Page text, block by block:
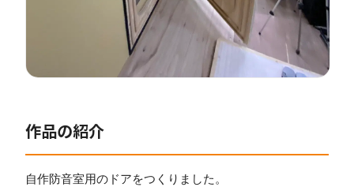
作品の紹介
自作防音室用のドアをつくりました。